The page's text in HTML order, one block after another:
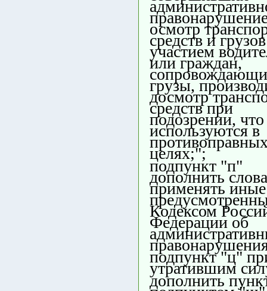
осмотр
средств и
участием
или граждан,
грузы,
досмотр
средств при
подозрении,
используются в
целях;";
подпункт "п"
дополнить
применять
Кодексом
Федерации об
подпункт "ц"
утратившим
дополнить